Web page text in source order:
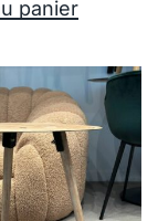
panier